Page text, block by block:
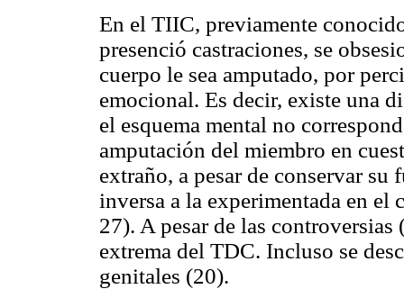
En el TIIC, previamente
presenció castraciones, se
cuerpo le sea amputado, por
emocional. Es decir, existe una
el esquema mental no
amputación del miembro en
extraño, a pesar de conservar
inversa a la experimentada en el
27). A pesar de las
extrema del TDC. Incluso se
genitales (20).